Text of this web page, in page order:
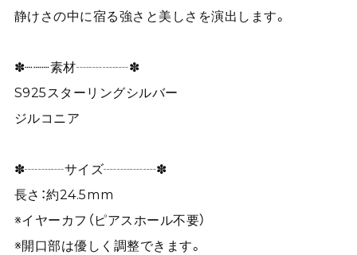
静けさの中に宿る強さと美しさを演出します。
✽┈┈┈素材┈┈┈┈✽
S925スターリングシルバー
ジルコニア
✽┈┈┈サイズ┈┈┈┈✽
長さ：約24.5mm
※イヤーカフ（ピアスホール不要）
※開口部は優しく調整できます。